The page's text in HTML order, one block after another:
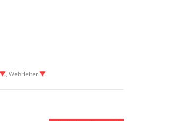
, Wehrleiter